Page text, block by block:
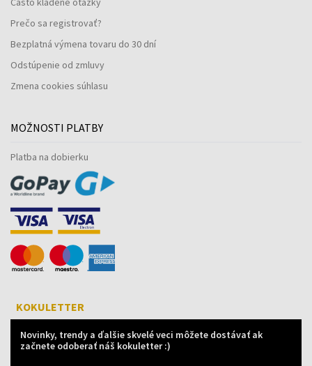
Prečo sa registrovať?
Bezplatná výmena tovaru do 30 dní
Odstúpenie od zmluvy
Zmena cookies súhlasu
MOŽNOSTI PLATBY
Platba na dobierku
KOKULETTER
Novinky, trendy a ďalšie skvelé veci môžete dostávať ak
začnete odoberať náš kokuletter :)